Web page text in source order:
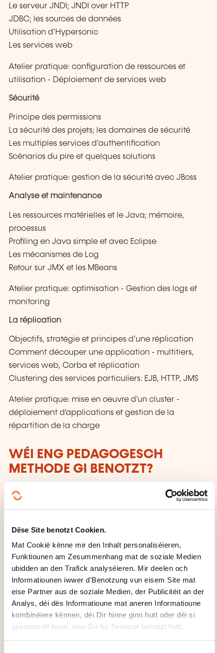
Dëse Site benotzt Cookien.
Mat Cookië kënne mir den Inhalt personaliséieren,
Funktiounen am Zesummenhang mat de soziale Medien
ubidden an den Trafick analyséieren. Mir deelen och
Informatiounen iwwer d'Benotzung vun eisem Site mat
eise Partner aus de soziale Medien, der Publicitéit an der
Analys, déi dës Informatioune mat aneren Informatioune
kombinéiere kënnen, déi Dir hinne ginn hutt oder déi si
gesammelt hunn, wou Dir hir Servicer benotzt hutt.
Le serveur JNDI; JNDI over HTTP
JDBC; les sources de données
Utilisation d’Hypersonic
Les services web
Atelier pratique: configuration de ressources et
utilisation - Déploiement de services web
Sécurité
Principe des permissions
La sécurité des projets; les domaines de sécurité
Les multiples services d’authentification
Scénarios du pire et quelques solutions
Atelier pratique: gestion de la sécurité avec JBoss
Analyse et maintenance
Les ressources matérielles et le Java; mémoire,
processus
Profiling en Java simple et avec Eclipse
Les mécanismes de Log
Retour sur JMX et les MBeans
Atelier pratique: optimisation - Gestion des logs et
monitoring
La réplication
Objectifs, stratégie et principes d’une réplication
Comment découper une application - multitiers,
services web, Corba et réplication
Clustering des services particuliers: EJB, HTTP, JMS
Atelier pratique: mise en oeuvre d'un cluster -
déploiement d'applications et gestion de la
répartition de la charge
WÉI ENG PEDAGOGESCH
METHODE GI BENOTZT?
Méthodologie basée sur l'Active Learning : 75% de
pratique minimum. Chaque point théorique est
WÉI GESÄIT D'EVALUATIOUN
AUS?
Contrôle continu
WAT KRITT DIR UM ENN VUN
DER FORMATIOUN?